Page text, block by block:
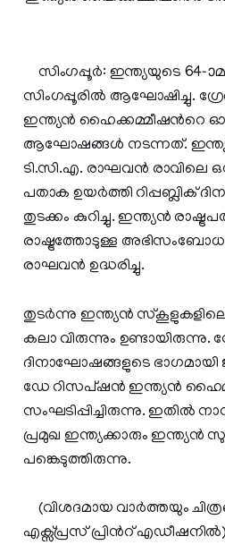
സിംഗപ്പൂര്‍: ഇന്ത്യയുടെ 64-
സിംഗപ്പൂരില്‍ ആഘോഷിച്ചു.
ഇന്ത്യന്‍ ഹൈക്കമ്മീഷന്‍റെ
ആഘോഷങ്ങള്‍ നടന്നത്.
ടി.സി.എ. രാഘവന്‍ രാവിലെ
പതാക ഉയര്‍ത്തി റിപ്പബ്ലിക്
തുടക്കം കുറിച്ചു. ഇന്ത്യന്‍
രാഷ്ട്രത്തോടുള്ള
രാഘവന്‍ ഉദ്ധരിച്ചു.
തുടര്‍ന്നു ഇന്ത്യന്‍ സ്കൂളുകളിലെ
കലാ വിരുന്നും ഉണ്ടായിരുന്നു.
ദിനാഘോഷങ്ങളുടെ ഭാഗമായി
ഡേ റിസപ്ഷന്‍ ഇന്ത്യന്‍
സംഘടിപ്പിച്ചിരുന്നു. ഇതില്‍
പ്രമുഖ ഇന്ത്യക്കാരും ഇന്ത്യന്‍
പങ്കെടുത്തിരുന്നു.
(വിശദമായ വാര്‍ത്തയും
എക്സ്പ്രസ് പ്രിന്‍റ് എഡീഷനില്‍)